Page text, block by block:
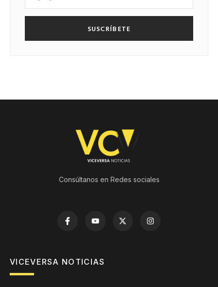
SUSCRÍBETE
Consúltanos en Redes sociales
VICEVERSA NOTICIAS